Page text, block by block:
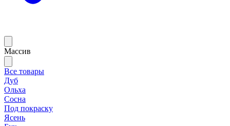
Массив
Все товары
Дуб
Ольха
Сосна
Под покраску
Ясень